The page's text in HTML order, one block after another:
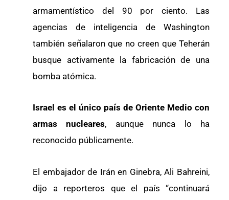
armamentístico del 90 por ciento. Las
agencias de inteligencia de Washington
también señalaron que no creen que Teherán
busque activamente la fabricación de una
bomba atómica.
Israel es el único país de Oriente Medio con
armas nucleares, aunque nunca lo ha
reconocido públicamente.
El embajador de Irán en Ginebra, Ali Bahreini,
dijo a reporteros que el país “continuará